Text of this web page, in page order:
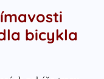
bicykla